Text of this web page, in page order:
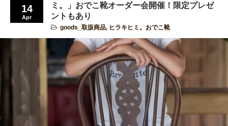
14
Apr
ミ。」おでこ靴オーダー会開催！限定プレゼ
ントもあり
goods_取扱商品, ヒラキヒミ。おでこ靴